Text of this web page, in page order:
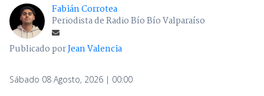
Fabián Corrotea
Periodista de Radio Bío Bío Valparaíso
Publicado porJean Valencia
Sábado 08 Agosto, 2026 | 00:00